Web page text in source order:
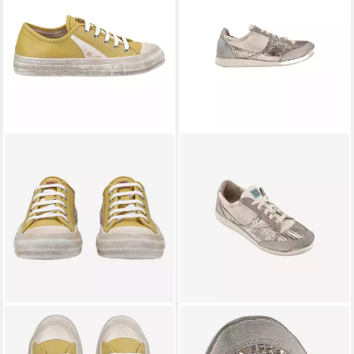
MOMAMoma 29401A-GP
BEC, Sneaker, Gelb / Weiß,
MOMAMoma G10VF-V8,
Sneaker, Weiß, Damen